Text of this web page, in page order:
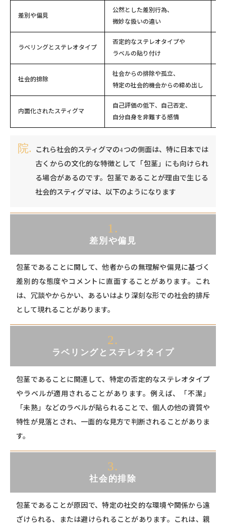
差別や偏見
公然とした差別行為、
微妙な扱いの違い
ラベリングとステレオタイプ
否定的なステレオタイプや
ラベルの貼り付け
社会的排除
社会からの排除や孤立、
特定の社会的機会からの締め出し
内面化されたスティグマ
自己評価の低下、自己否定、
自分自身を非難する感情
これら社会的スティグマの4つの側面は、特に日本では
古くからの文化的な特徴として「包茎」にも向けられ
る場合があるのです。包茎であることが理由で生じる
社会的スティグマは、以下のようになります
1.
差別や偏見
包茎であることに関して、他者からの無理解や偏見に基づく
差別的な態度やコメントに直面することがあります。これ
は、冗談やからかい、あるいはより深刻な形での社会的排斥
として現れることがあります。
2.
ラベリングとステレオタイプ
包茎であることに関連して、特定の否定的なステレオタイプ
やラベルが適用されることがあります。例えば、「不潔」
「未熟」などのラベルが貼られることで、個人の他の資質や
特性が見落とされ、一面的な見方で判断されることがありま
す。
3.
社会的排除
包茎であることが原因で、特定の社交的な環境や関係から遠
ざけられる、または避けられることがあります。これは、親